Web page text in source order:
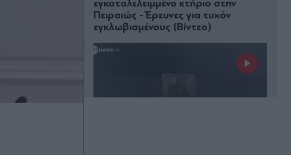
εγκαταλελειμμένο κτήριο στην
Πειραιώς - Έρευνες για τυχόν
εγκλωβισμένους (Βίντεο)